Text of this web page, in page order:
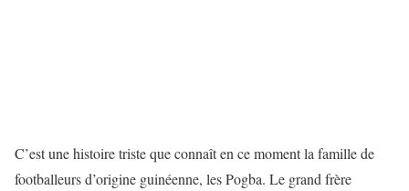
C’est une histoire triste que connaît en ce moment la famille de
footballeurs d’origine guinéenne, les Pogba. Le grand frère